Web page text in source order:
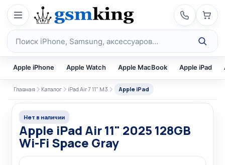
Перейти к содержимому
Поиск по каталогу
Apple iPhone Apple Watch Apple MacBook Apple iPad
Главная Каталог iPad Air 7 11" M3 Apple iPad
Нет в наличии
Apple iPad Air 11" 2025 128GB
Wi-Fi Space Gray